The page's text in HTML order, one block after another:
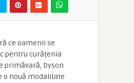
ce oamenii se
pentru curățenia
primăvară, Dyson
o nouă modalitate